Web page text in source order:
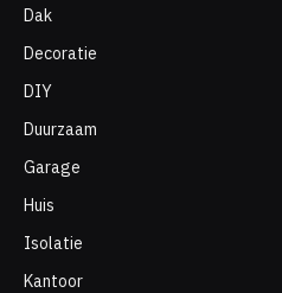
Dak
Decoratie
DIY
Duurzaam
Garage
Huis
Isolatie
Kantoor